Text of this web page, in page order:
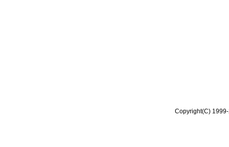
Copyright(C)